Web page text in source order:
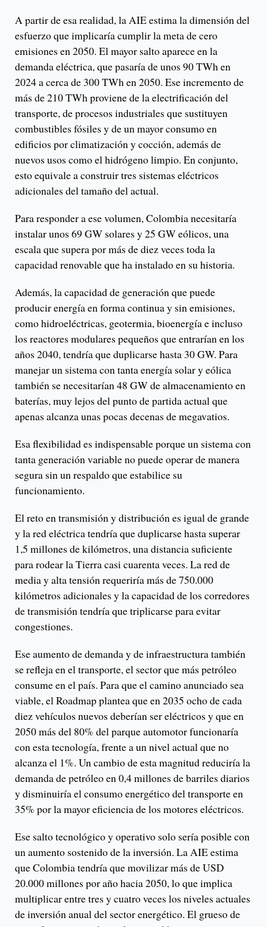
A partir de esa realidad, la AIE estima la dimensión del
esfuerzo que implicaría cumplir la meta de cero
emisiones en 2050. El mayor salto aparece en la
demanda eléctrica, que pasaría de unos 90 TWh en
2024 a cerca de 300 TWh en 2050. Ese incremento de
más de 210 TWh proviene de la electrificación del
transporte, de procesos industriales que sustituyen
combustibles fósiles y de un mayor consumo en
edificios por climatización y cocción, además de
nuevos usos como el hidrógeno limpio. En conjunto,
esto equivale a construir tres sistemas eléctricos
adicionales del tamaño del actual.
Para responder a ese volumen, Colombia necesitaría
instalar unos 69 GW solares y 25 GW eólicos, una
escala que supera por más de diez veces toda la
capacidad renovable que ha instalado en su historia.
Además, la capacidad de generación que puede
producir energía en forma continua y sin emisiones,
como hidroeléctricas, geotermia, bioenergía e incluso
los reactores modulares pequeños que entrarían en los
años 2040, tendría que duplicarse hasta 30 GW. Para
manejar un sistema con tanta energía solar y eólica
también se necesitarían 48 GW de almacenamiento en
baterías, muy lejos del punto de partida actual que
apenas alcanza unas pocas decenas de megavatios.
Esa flexibilidad es indispensable porque un sistema con
tanta generación variable no puede operar de manera
segura sin un respaldo que estabilice su
funcionamiento.
El reto en transmisión y distribución es igual de grande
y la red eléctrica tendría que duplicarse hasta superar
1,5 millones de kilómetros, una distancia suficiente
para rodear la Tierra casi cuarenta veces. La red de
media y alta tensión requeriría más de 750.000
kilómetros adicionales y la capacidad de los corredores
de transmisión tendría que triplicarse para evitar
congestiones.
Ese aumento de demanda y de infraestructura también
se refleja en el transporte, el sector que más petróleo
consume en el país. Para que el camino anunciado sea
viable, el Roadmap plantea que en 2035 ocho de cada
diez vehículos nuevos deberían ser eléctricos y que en
2050 más del 80% del parque automotor funcionaría
con esta tecnología, frente a un nivel actual que no
alcanza el 1%. Un cambio de esta magnitud reduciría la
demanda de petróleo en 0,4 millones de barriles diarios
y disminuiría el consumo energético del transporte en
35% por la mayor eficiencia de los motores eléctricos.
Ese salto tecnológico y operativo solo sería posible con
un aumento sostenido de la inversión. La AIE estima
que Colombia tendría que movilizar más de USD
20.000 millones por año hacia 2050, lo que implica
multiplicar entre tres y cuatro veces los niveles actuales
de inversión anual del sector energético. El grueso de